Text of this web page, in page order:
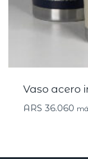
Vaso acero
ARS 36.060